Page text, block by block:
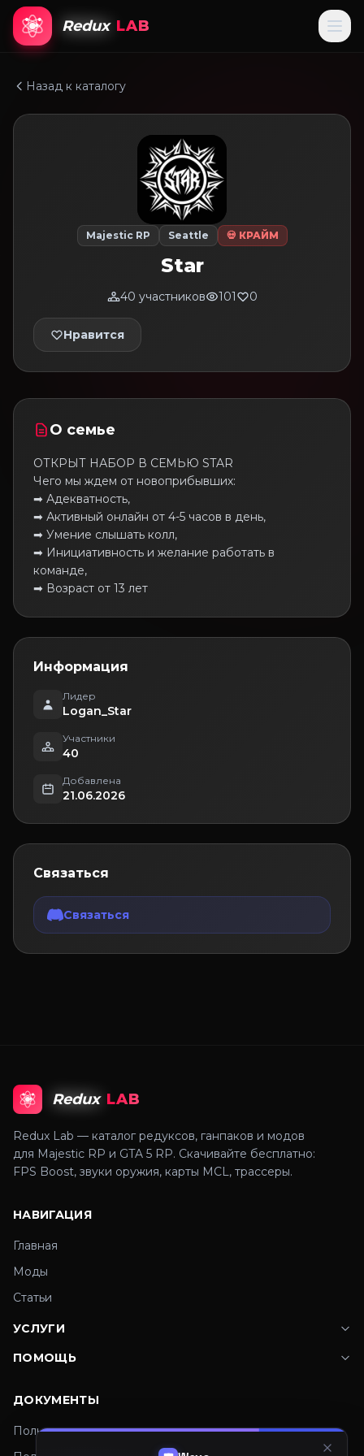
Redux LAB
Назад к каталогу
Majestic RP Seattle 💀 КРАЙМ
Star
40 участников 101 0
Нравится
О семье
ОТКРЫТ НАБОР В СЕМЬЮ STAR
Чего мы ждем от новоприбывших:
➡ Адекватность,
➡ Активный онлайн от 4-5 часов в день,
➡ Умение слышать колл,
➡ Инициативность и желание работать в
команде,
➡ Возраст от 13 лет
Информация
Лидер
Logan_Star
Участники
40
Добавлена
21.06.2026
Связаться
Связаться
Redux LAB
Redux Lab — каталог редуксов, ганпаков и модов
для Majestic RP и GTA 5 RP. Скачивайте бесплатно:
FPS Boost, звуки оружия, карты MCL, трассеры.
НАВИГАЦИЯ
Главная
Моды
Статьи
УСЛУГИ
ПОМОЩЬ
ДОКУМЕНТЫ
Пользовательское соглашение